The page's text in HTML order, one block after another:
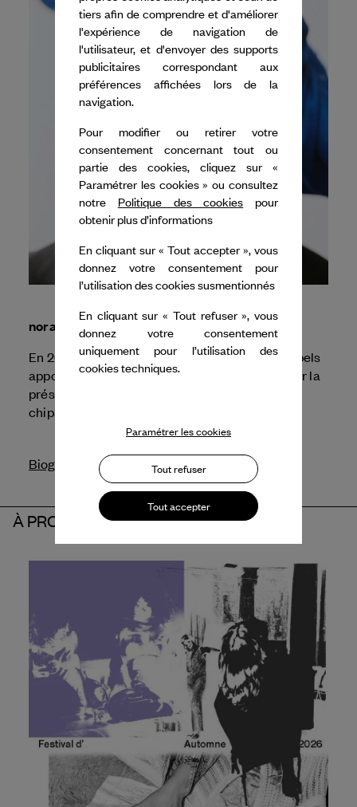
nora chipaumire
En 2026, Dance Reflections byVan Cleef & Arpels
apporte son soutien au Festival d'Automne pour la
présentation d'une carte blanche à nora
chipaumire.
Biographie
À PROPOS DU PARTENAIRE
tiers afin de comprendre et d'améliorer
l'expérience de navigation de
l'utilisateur, et d'envoyer des supports
publicitaires correspondant aux
préférences affichées lors de la
navigation.
Pour modifier ou retirer votre
consentement concernant tout ou
partie des cookies, cliquez sur «
Paramétrer les cookies » ou consultez
notre Politique des cookies pour
obtenir plus d’informations
En cliquant sur « Tout accepter », vous
donnez votre consentement pour
l’utilisation des cookies susmentionnés
En cliquant sur « Tout refuser », vous
donnez votre consentement
uniquement pour l’utilisation des
cookies techniques.
Paramétrer les cookies
Tout refuser
Tout accepter